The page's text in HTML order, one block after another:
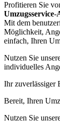
Profitieren Sie
Umzugsservice-
Mit dem
Möglichkeit,
einfach, Ihren
Nutzen Sie
individuelles
Ihr zuverlässiger
Bereit, Ihren
Nutzen Sie